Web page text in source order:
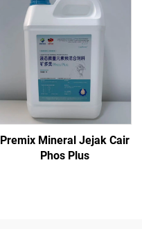
Premix Mineral Jejak Cair
Phos Plus